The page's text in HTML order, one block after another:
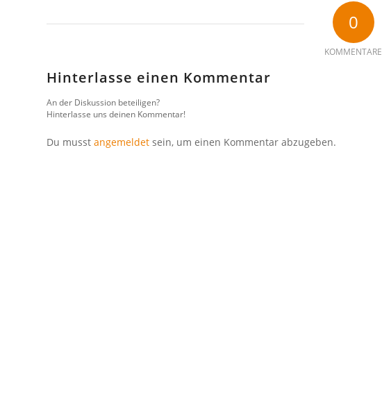
0
KOMMENTARE
Hinterlasse einen Kommentar
An der Diskussion beteiligen?
Hinterlasse uns deinen Kommentar!
Du musst angemeldet sein, um einen Kommentar abzugeben.